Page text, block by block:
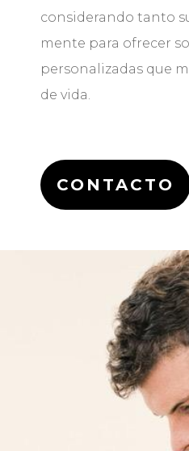
considerando tanto
mente para ofrecer
personalizadas que
de vida.
CONTACTO